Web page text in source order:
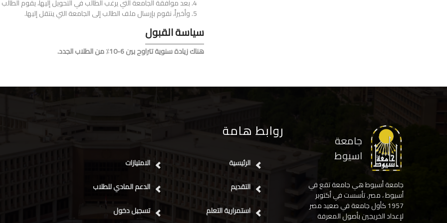
بعد موافقة الجامعة التي يرغب الطالب في التحويل إليها، يقوم
وأخيراً، نقوم بإرسال ملف الطالب إلى الجامعة التي ينتقل إليها.
سياسة القبول
هناك زيادة سنوية تتراوح بين 6-10٪ من الطلاب الجدد.
جامعة
اسيوط
جامعة أسيوط هي جامعة تقع في
أسيوط ، مصر. تأسست في أكتوبر
1957 كأول جامعة في صعيد مصر
لإعداد الخريجين بأصول المعرفة
روابط هامة
الرئيسية
الامتيازات
التقديم
الدعم المادي للطلاب
استمرارية التعلم
تسجيل دخول